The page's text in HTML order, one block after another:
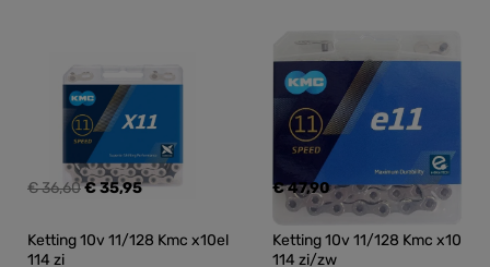
€ 36,60€ 35,95 € 47,90
Ketting 10v 11/128 Kmc x10el
114 zi
Ketting 10v 11/128 Kmc x10
114 zi/zw